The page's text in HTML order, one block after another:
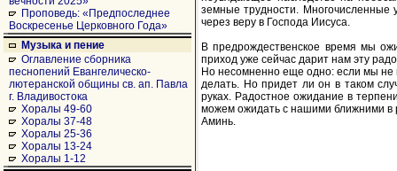
Проповедь: «Предпоследнее
Воскресенье Церковного Года»
Музыка и пение
Оглавление сборника
песнопений Евангелическо-
лютеранской общины св. ап. Павла
г. Владивостока
Хоралы 49-60
Хоралы 37-48
Хоралы 25-36
Хоралы 13-24
Хоралы 1-12
земные трудности. Многочисленные
через веру в Господа Иисуса.
В предрождественское время мы
приход уже сейчас дарит нам эту
Но несомненно еще одно: если мы не
делать. Но придет ли он в таком
руках. Радостное ожидание в
можем ожидать с нашими ближними в
Аминь.